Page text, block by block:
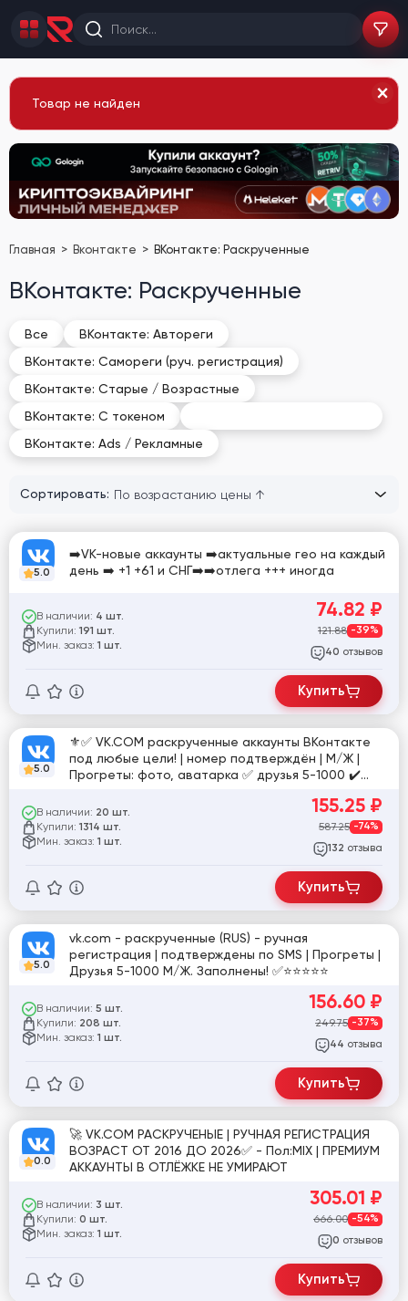
Товар не найден
Главная Вконтакте ВКонтакте: Раскрученные
ВКонтакте: Раскрученные
Все
ВКонтакте: Автореги
ВКонтакте: Самореги (руч. регистрация)
ВКонтакте: Старые / Возрастные
ВКонтакте: С токеном
ВКонтакте: Ads / Рекламные
Сортировать:
5.0
➡️VK-новые аккаунты ➡️актуальные гео на каждый
день ➡️ +1 +61 и СНГ➡️➡️отлега +++ иногда
В наличии: 4 шт.
Купили: 191 шт.
Мин. заказ: 1 шт.
74.82 ₽
121.88 -39%
40 отзывов
Купить
5.0
⚜️✅ VK.COM раскрученные аккаунты ВКонтакте
под любые цели! | номер подтверждён | М/Ж |
Прогреты: фото, аватарка ✅ друзья 5-1000 ✔️
В наличии: 20 шт.
Купили: 1314 шт.
Мин. заказ: 1 шт.
155.25 ₽
587.25 -74%
132 отзыва
Купить
5.0
vk.com - раскрученные (RUS) - ручная
регистрация | подтверждены по SMS | Прогреты |
Друзья 5-1000 М/Ж. Заполнены! ✅⭐️⭐️⭐️⭐️⭐️
В наличии: 5 шт.
Купили: 208 шт.
Мин. заказ: 1 шт.
156.60 ₽
249.75 -37%
44 отзыва
Купить
0.0
🚀 VK.COM РАСКРУЧЕНЫЕ | РУЧНАЯ РЕГИСТРАЦИЯ
ВОЗРАСТ ОТ 2016 ДО 2026✅ - Пол:MIX | ПРЕМИУМ
АККАУНТЫ В ОТЛЁЖКЕ НЕ УМИРАЮТ
В наличии: 3 шт.
Купили: 0 шт.
Мин. заказ: 1 шт.
305.01 ₽
666.00 -54%
0 отзывов
Купить